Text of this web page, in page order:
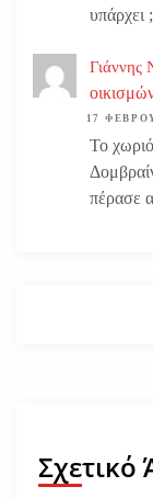
υπάρχει
Γιάννης
17
Το
πέρασε
Σχετικό